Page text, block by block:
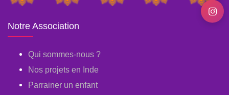
Notre Association
Qui sommes-nous ?
Nos projets en Inde
Parrainer un enfant